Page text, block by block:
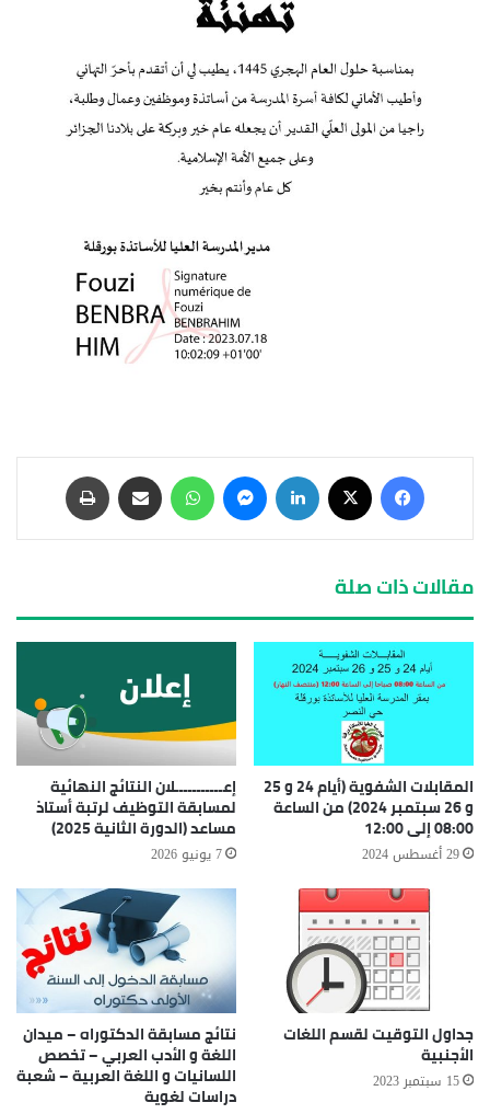
مقالات ذات صلة
المقابلات الشفوية (أيام 24 و 25
و 26 سبتمبر 2024) من الساعة
08:00 إلى 12:00
29 أغسطس 2024
إعـــــــــــلان النتائج النهائية
لمسابقة التوظيف لرتبة أستاذ
مساعد (الدورة الثانية 2025)
7 يونيو 2026
جداول التوقيت لقسم اللغات
الأجنبية
15 سبتمبر 2023
نتائج مسابقة الدكتوراه – ميدان
اللغة و الأدب العربي – تخصص
اللسانيات و اللغة العربية – شعبة
دراسات لغوية